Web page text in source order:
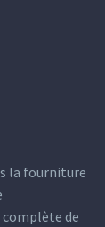
la fourniture
de